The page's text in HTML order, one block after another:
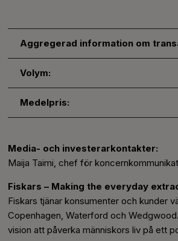
Aggregerad information om
Volym:
Medelpris:
Media- och investerarkontakter:
Maija Taimi, chef för
Fiskars – Making the everyday
Fiskars tjänar konsumenter och kunder
Copenhagen, Waterford och
vision att påverka människors liv på ett